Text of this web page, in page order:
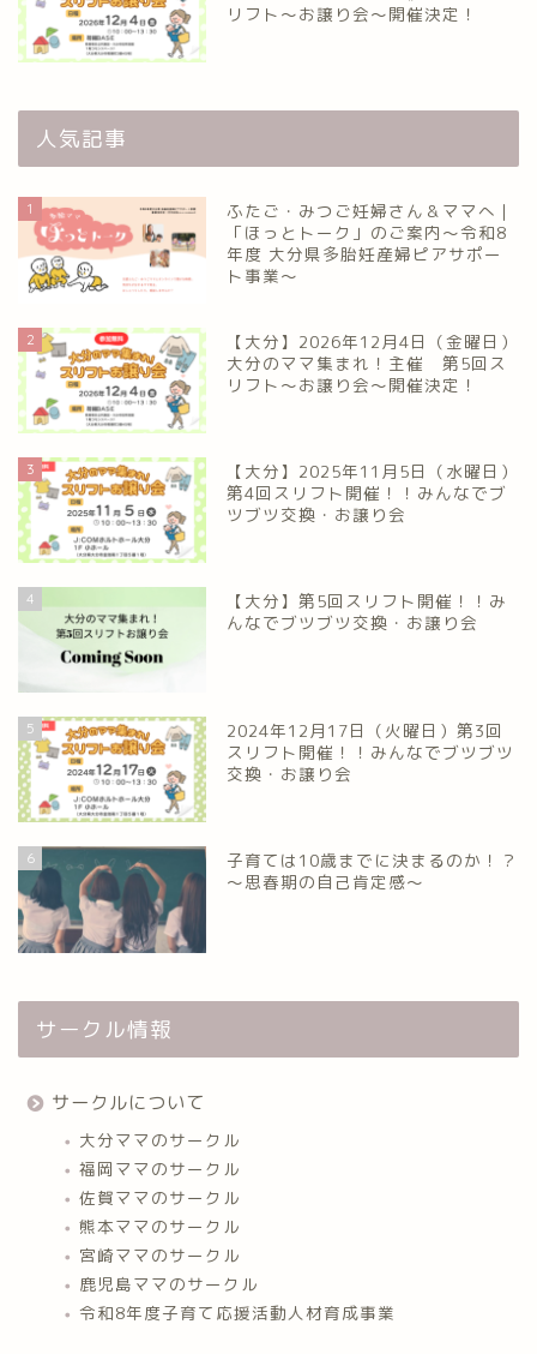
リフト〜お譲り会〜開催決定！
人気記事
1
ふたご・みつご妊婦さん＆ママへ｜
「ほっとトーク」のご案内～令和8
年度 大分県多胎妊産婦ピアサポー
ト事業～
2
【大分】2026年12月4日（金曜日）
大分のママ集まれ！主催 第5回ス
リフト〜お譲り会〜開催決定！
3
【大分】2025年11月5日（水曜日）
第4回スリフト開催！！みんなでブ
ツブツ交換・お譲り会
4
【大分】第5回スリフト開催！！み
んなでブツブツ交換・お譲り会
5
2024年12月17日（火曜日）第3回
スリフト開催！！みんなでブツブツ
交換・お譲り会
6
子育ては10歳までに決まるのか！？
～思春期の自己肯定感～
サークル情報
サークルについて
大分ママのサークル
福岡ママのサークル
佐賀ママのサークル
熊本ママのサークル
宮崎ママのサークル
鹿児島ママのサークル
令和8年度子育て応援活動人材育成事業